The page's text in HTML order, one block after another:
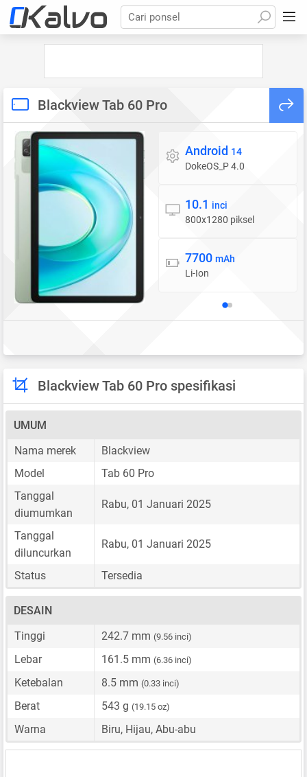
Cari ponsel
Blackview Tab 60 Pro
Sistem operasi
Android 14
DokeOS_P 4.0
Layar
10.1 inci
800x1280 piksel
Baterai
7700 mAh
Li-Ion
Blackview Tab 60 Pro spesifikasi
UMUM
Nama merek
Blackview
Model
Tab 60 Pro
Tanggal
diumumkan
Rabu, 01 Januari 2025
Tanggal
diluncurkan
Rabu, 01 Januari 2025
Status Tersedia
DESAIN
Tinggi
242.7 mm (9.56 inci)
Lebar 161.5 mm (6.36 inci)
Ketebalan 8.5 mm (0.33 inci)
Berat 543 g (19.15 oz)
Warna Biru, Hijau, Abu-abu